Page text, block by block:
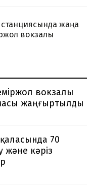
жаңа
вокзалы
вокзалы
жаңғыртылды
70
кәріз